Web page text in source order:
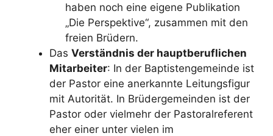
haben noch eine eigene Publikation
„Die Perspektive“, zusammen mit den
freien Brüdern.
Das Verständnis der hauptberuflichen
Mitarbeiter: In der Baptistengemeinde ist
der Pastor eine anerkannte Leitungsfigur
mit Autorität. In Brüdergemeinden ist der
Pastor oder vielmehr der Pastoralreferent
eher einer unter vielen im